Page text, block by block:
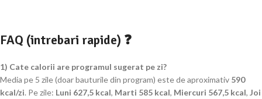
FAQ (intrebari rapide) ❓
1) Cate calorii are programul sugerat pe zi?
Media pe 5 zile (doar bauturile din program) este de aproximativ 590
kcal/zi. Pe zile: Luni 627,5 kcal, Marti 585 kcal, Miercuri 567,5 kcal, Joi